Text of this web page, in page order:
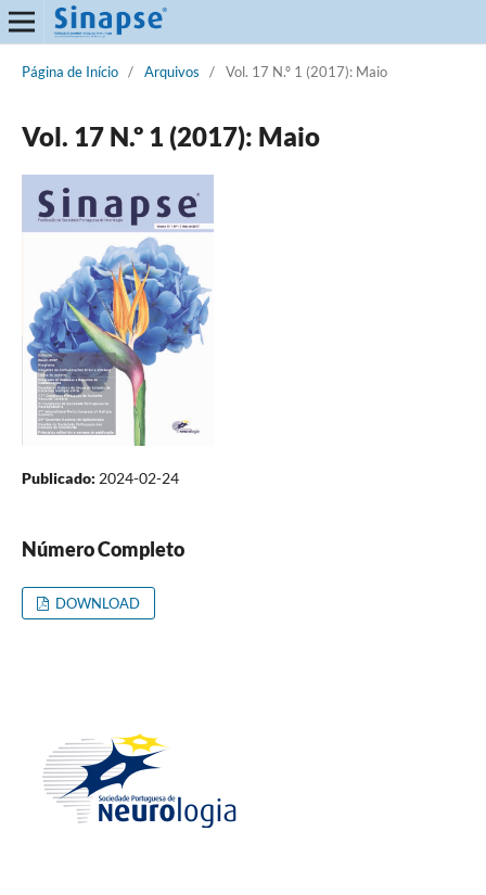
Página de Início / Arquivos / Vol. 17 N.º 1 (2017): Maio
Vol. 17 N.º 1 (2017): Maio
Publicado: 2024-02-24
Número Completo
DOWNLOAD